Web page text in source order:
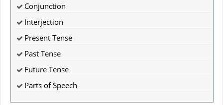
Conjunction
Interjection
Present Tense
Past Tense
Future Tense
Parts of Speech